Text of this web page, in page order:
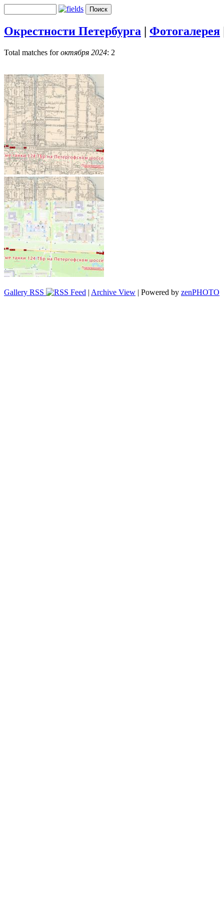
Окрестности Петербурга | Фотогалерея
Total matches forоктября 2024: 2
Gallery RSS | Archive View | Powered by zenPHOTO